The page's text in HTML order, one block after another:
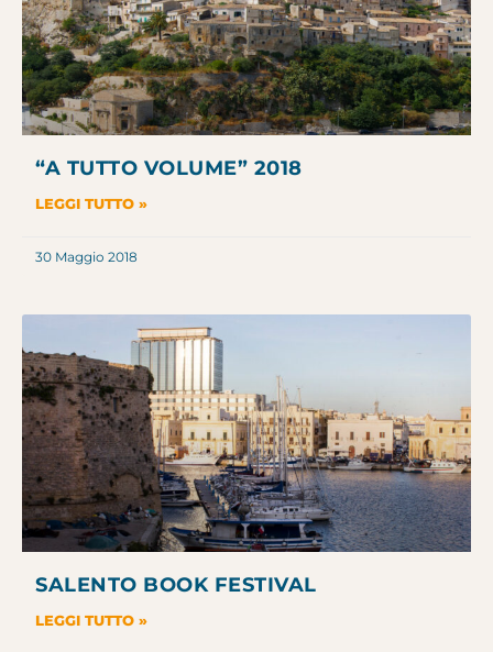
“A TUTTO VOLUME” 2018
LEGGI TUTTO »
30 Maggio 2018
SALENTO BOOK FESTIVAL
LEGGI TUTTO »